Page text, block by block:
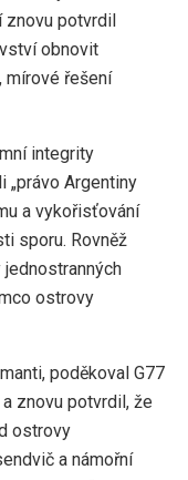
znovu potvrdil
obnovit
mírové řešení
integrity
„právo Argentiny
a vykořisťování
sporu. Rovněž
ostrovy
poděkoval G77
znovu potvrdil, že
ostrovy
a námořní